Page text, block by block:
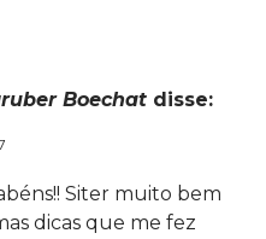
Boechat disse:
Siter muito bem
dicas que me fez